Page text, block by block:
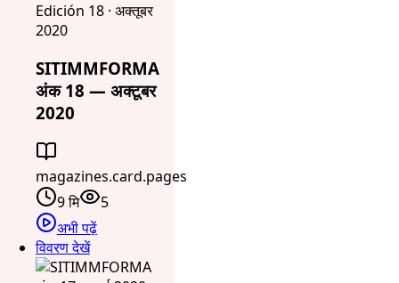
Edición 18 · अक्तूबर
2020
SITIMMFORMA
अंक 18 — अक्टूबर
2020
magazines.card.pages
9 मि
5
अभी पढ़ें
विवरण देखें